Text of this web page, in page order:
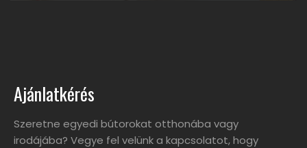
Ajánlatkérés
Szeretne egyedi bútorokat otthonába vagy
irodájába? Vegye fel velünk a kapcsolatot, hogy